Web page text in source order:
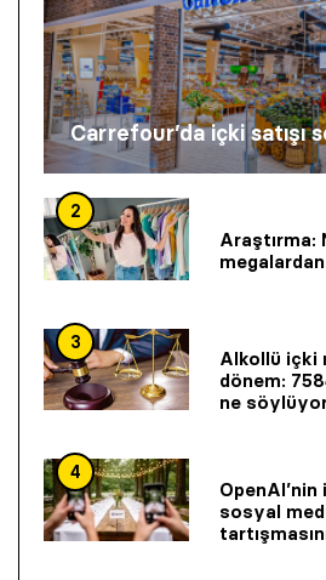
Carrefour’da içki satışı
2
Araştırma:
3
Alkollü içki
dönem:
ne
4
sosyal